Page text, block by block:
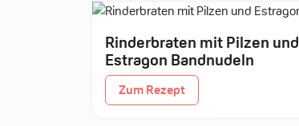
Rinderbraten mit Pilzen und
Estragon Bandnudeln
Zum Rezept